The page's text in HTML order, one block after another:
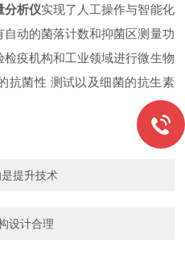
分析仪实现了人工操作与智能化
动的菌落计数和抑菌区测量功
疫机构和工业领域进行微生物
抗菌性 测试以及细菌的抗生素
提升技术
设计合理